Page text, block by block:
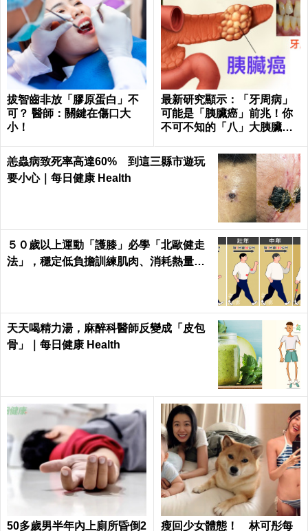
拔智齒非放「膠原蛋白」不
可？ 醫師：關鍵在傷口大
小！
最新研究顯示：「牙周病」
可能是「胰臟癌」前兆！你
不可不知的「八」大胰臟癌
恙蟲病致死率高達60% 到這三縣市遊玩
要小心｜每日健康 Health
５０歲以上運動「護膝」必學「北歐健走
法」，穩定低負擔訓練肌肉、消耗熱量｜
天天喝精力湯，麻醉科醫師反變成「皮包
骨」｜每日健康 Health
50多歲男半年內上廁所昏倒2
瘦回少女體態！ 林可彤每